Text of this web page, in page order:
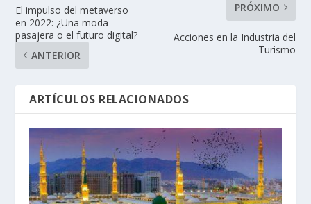
El impulso del metaverso
en 2022: ¿Una moda
pasajera o el futuro digital?
ANTERIOR
PRÓXIMO
Acciones en la Industria del
Turismo
ARTÍCULOS RELACIONADOS